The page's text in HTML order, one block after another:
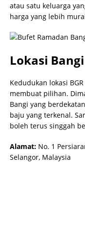
atau satu keluarga
harga yang lebih
Lokasi
Kedudukan lokasi
membuat pilihan.
Bangi yang
baju yang terkenal.
boleh terus singgah
Alamat: No. 1
Selangor, Malaysia